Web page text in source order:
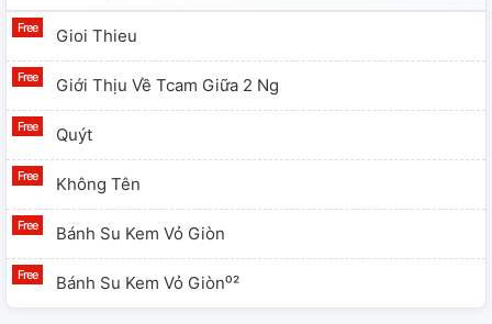
Gioi Thieu
Giới Thịu Về Tcam Giữa 2 Ng
Quýt
Không Tên
Bánh Su Kem Vỏ Giòn
Bánh Su Kem Vỏ Giòn⁰²